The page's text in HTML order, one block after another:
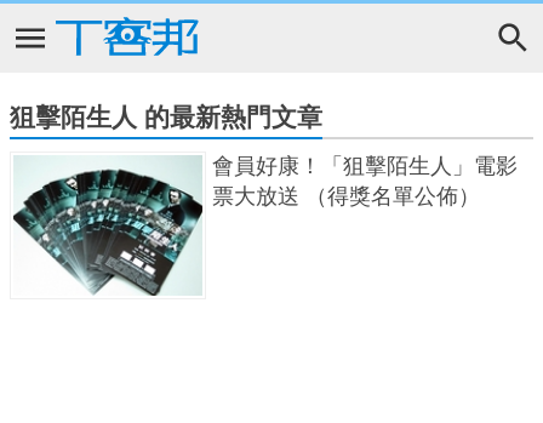
狙擊陌生人 的最新熱門文章
會員好康！「狙擊陌生人」電影
票大放送 （得獎名單公佈）